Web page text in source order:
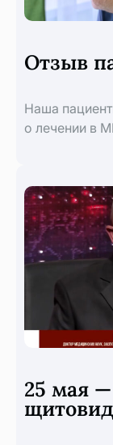
Отзыв
Наша
о лечении в
25 мая